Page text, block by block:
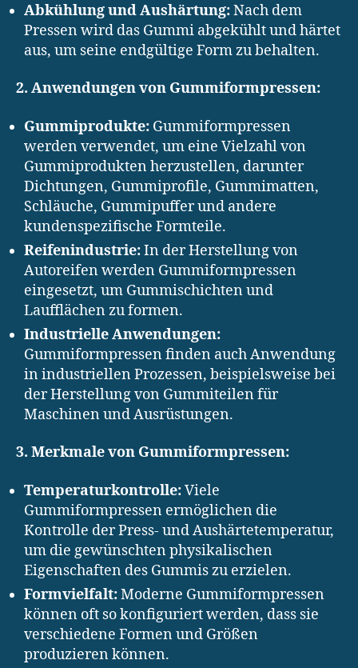
Abkühlung und Aushärtung:Nach dem
Pressen wird das Gummi abgekühlt und härtet
aus, um seine endgültige Form zu behalten.
2. Anwendungen von Gummiformpressen:
Gummiprodukte: Gummiformpressen
werden verwendet, um eine Vielzahl von
Gummiprodukten herzustellen, darunter
Dichtungen, Gummiprofile, Gummimatten,
Schläuche, Gummipuffer und andere
kundenspezifische Formteile.
Reifenindustrie:In der Herstellung von
Autoreifen werden Gummiformpressen
eingesetzt, um Gummischichten und
Laufflächen zu formen.
Industrielle Anwendungen:
Gummiformpressen finden auch Anwendung
in industriellen Prozessen, beispielsweise bei
der Herstellung von Gummiteilen für
Maschinen und Ausrüstungen.
3. Merkmale von Gummiformpressen:
Temperaturkontrolle:Viele
Gummiformpressen ermöglichen die
Kontrolle der Press- und Aushärtetemperatur,
um die gewünschten physikalischen
Eigenschaften des Gummis zu erzielen.
Formvielfalt:Moderne Gummiformpressen
können oft so konfiguriert werden, dass sie
verschiedene Formen und Größen
produzieren können.